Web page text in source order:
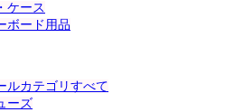
ケース
ボード用品
ルカテゴリすべて
ーズ